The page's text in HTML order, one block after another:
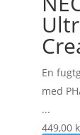
En
med
...
449,00